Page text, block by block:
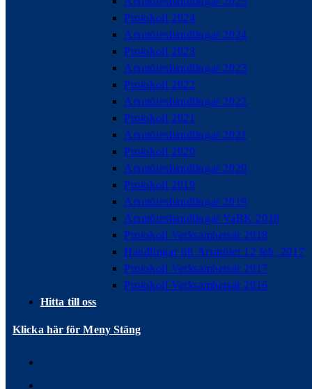
Protokoll 2024
Årsmöteshandlingar 2024
Protokoll 2023
Årsmöteshandlingar 2023
Protokoll 2022
Årsmöteshandlingar 2022
Protokoll 2021
Årsmöteshandlingar 2021
Protokoll 2020
Årsmöteshandlingar 2020
Protokoll 2019
Årsmöteshandlingar 2019
Årsmöteshandlingar VaBK 2018
Protokoll Verksamhetsår 2018
Handlingar till Årsmötet 12 feb, 2017
Protokoll Verksamhetsår 2017
Protokoll Verksamhetsår 2016
Hitta till oss
Klicka här för Meny Stäng